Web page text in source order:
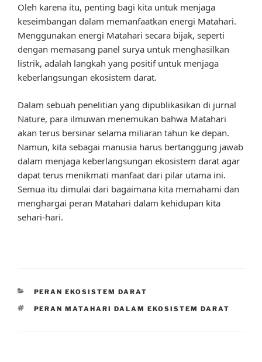
Oleh karena itu, penting bagi kita untuk menjaga
keseimbangan dalam memanfaatkan energi Matahari.
Menggunakan energi Matahari secara bijak, seperti
dengan memasang panel surya untuk menghasilkan
listrik, adalah langkah yang positif untuk menjaga
keberlangsungan ekosistem darat.
Dalam sebuah penelitian yang dipublikasikan di jurnal
Nature, para ilmuwan menemukan bahwa Matahari
akan terus bersinar selama miliaran tahun ke depan.
Namun, kita sebagai manusia harus bertanggung jawab
dalam menjaga keberlangsungan ekosistem darat agar
dapat terus menikmati manfaat dari pilar utama ini.
Semua itu dimulai dari bagaimana kita memahami dan
menghargai peran Matahari dalam kehidupan kita
sehari-hari.
CATEGORIES
PERAN EKOSISTEM DARAT
TAGS
PERAN MATAHARI DALAM EKOSISTEM DARAT